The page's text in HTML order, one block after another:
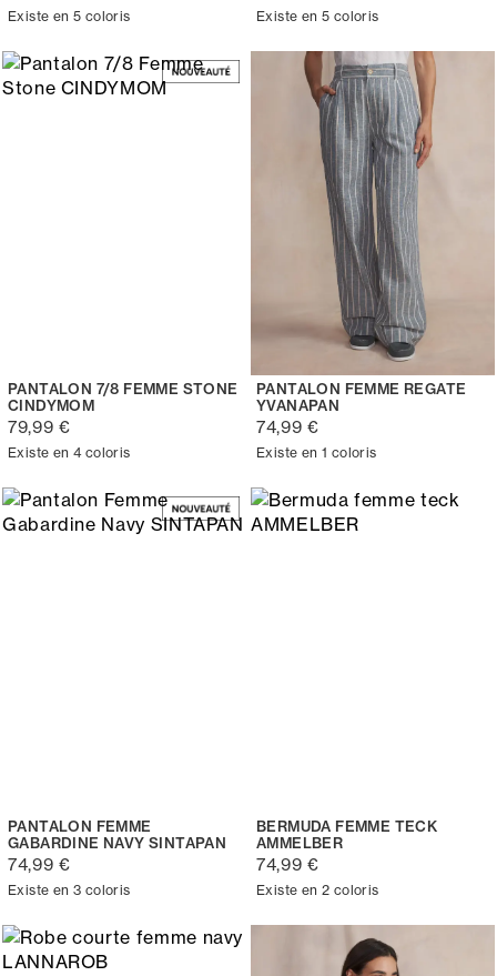
Existe en 5 coloris Existe en 5 coloris
PANTALON 7/8 FEMME STONE
CINDYMOM
79,99 €
Existe en 4 coloris
PANTALON FEMME REGATE
YVANAPAN
74,99 €
Existe en 1 coloris
PANTALON FEMME
GABARDINE NAVY SINTAPAN
74,99 €
Existe en 3 coloris
BERMUDA FEMME TECK
AMMELBER
74,99 €
Existe en 2 coloris